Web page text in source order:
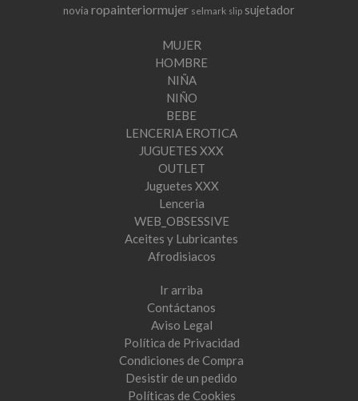
novia ropainteriormujer selmark slip sujetador
MUJER
HOMBRE
NIÑA
NIÑO
BEBE
LENCERIA EROTICA
JUGUETES XXX
OUTLET
Juguetes XXX
Lenceria
WEB_OBSESSIVE
Aceites y Lubricantes
Afrodisiacos
Ir arriba
Contáctanos
Aviso Legal
Política de Privacidad
Condiciones de Compra
Desistir de un pedido
Políticas de Cookies